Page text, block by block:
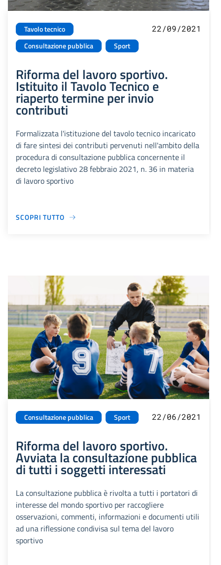
Tavolo tecnico
Consultazione pubblica
Sport
22/09/2021
Riforma del lavoro sportivo.
Istituito il Tavolo Tecnico e
riaperto termine per invio
contributi
Formalizzata l'istituzione del tavolo tecnico incaricato
di fare sintesi dei contributi pervenuti nell'ambito della
procedura di consultazione pubblica concernente il
decreto legislativo 28 febbraio 2021, n. 36 in materia
di lavoro sportivo
SCOPRI TUTTO
Consultazione pubblica Sport 22/06/2021
Riforma del lavoro sportivo.
Avviata la consultazione pubblica
di tutti i soggetti interessati
La consultazione pubblica è rivolta a tutti i portatori di
interesse del mondo sportivo per raccogliere
osservazioni, commenti, informazioni e documenti utili
ad una riflessione condivisa sul tema del lavoro
sportivo